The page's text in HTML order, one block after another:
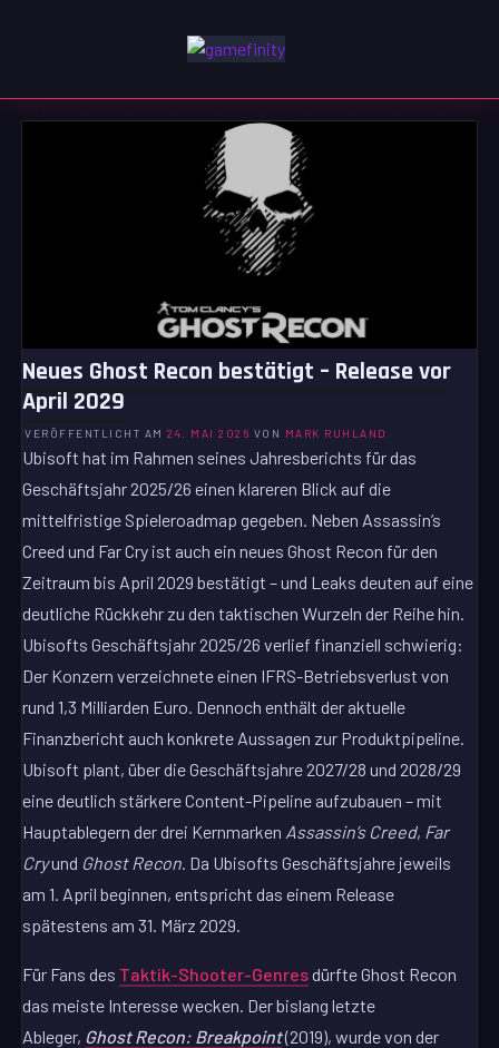
Neues Ghost Recon bestätigt – Release vor
April 2029
VERÖFFENTLICHT AM24. MAI 2026 VON MARK RUHLAND
Ubisoft hat im Rahmen seines Jahresberichts für das
Geschäftsjahr 2025/26 einen klareren Blick auf die
mittelfristige Spieleroadmap gegeben. Neben Assassin’s
Creed und Far Cry ist auch ein neues Ghost Recon für den
Zeitraum bis April 2029 bestätigt – und Leaks deuten auf eine
deutliche Rückkehr zu den taktischen Wurzeln der Reihe hin.
Ubisofts Geschäftsjahr 2025/26 verlief finanziell schwierig:
Der Konzern verzeichnete einen IFRS-Betriebsverlust von
rund 1,3 Milliarden Euro. Dennoch enthält der aktuelle
Finanzbericht auch konkrete Aussagen zur Produktpipeline.
Ubisoft plant, über die Geschäftsjahre 2027/28 und 2028/29
eine deutlich stärkere Content-Pipeline aufzubauen – mit
Hauptablegern der drei Kernmarken Assassin’s Creed, Far
Cryund Ghost Recon. Da Ubisofts Geschäftsjahre jeweils
am 1. April beginnen, entspricht das einem Release
spätestens am 31. März 2029.
Für Fans des Taktik-Shooter-Genresdürfte Ghost Recon
das meiste Interesse wecken. Der bislang letzte
Ableger, Ghost Recon: Breakpoint(2019), wurde von der